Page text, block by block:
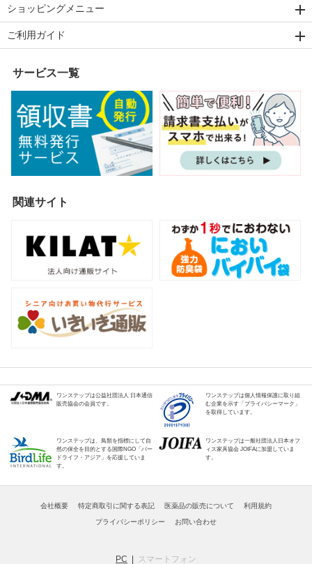
ショッピングメニュー
ご利用ガイド
サービス一覧
関連サイト
ワンステップは公益社団法人 日本通信
販売協会の会員です。
ワンステップは個人情報保護に取り組
む企業を示す「プライバシーマーク」
を取得しています。
ワンステップは、鳥類を指標にして自
然の保全を目的とする国際NGO「バー
ドライフ・アジア」を応援していま
す。
ワンステップは一般社団法人日本オフ
ィス家具協会 JOIFAに加盟していま
す。
会社概要 特定商取引に関する表記 医薬品の販売について 利用規約
プライバシーポリシー お問い合わせ
PC スマートフォン